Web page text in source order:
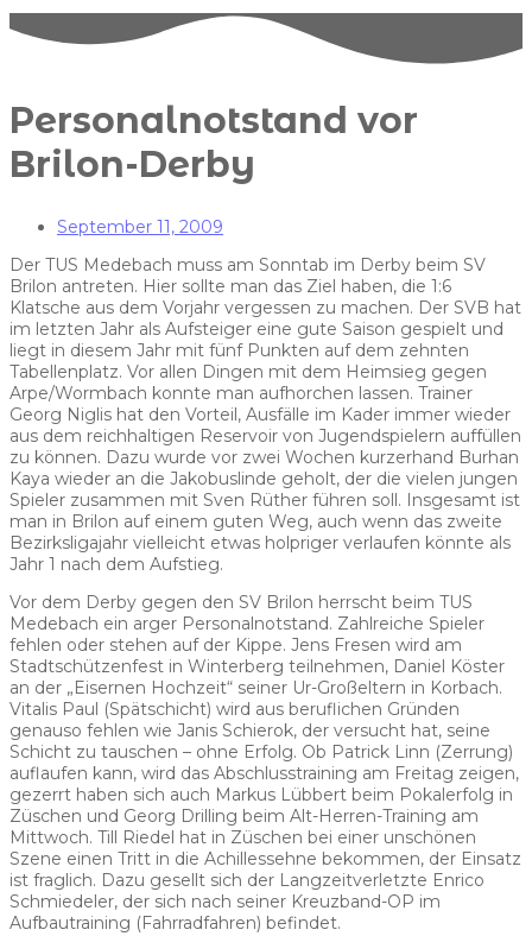
Personalnotstand vor
Brilon-Derby
September 11, 2009
Der TUS Medebach muss am Sonntab im Derby beim SV
Brilon antreten. Hier sollte man das Ziel haben, die 1:6
Klatsche aus dem Vorjahr vergessen zu machen. Der SVB hat
im letzten Jahr als Aufsteiger eine gute Saison gespielt und
liegt in diesem Jahr mit fünf Punkten auf dem zehnten
Tabellenplatz. Vor allen Dingen mit dem Heimsieg gegen
Arpe/Wormbach konnte man aufhorchen lassen. Trainer
Georg Niglis hat den Vorteil, Ausfälle im Kader immer wieder
aus dem reichhaltigen Reservoir von Jugendspielern auffüllen
zu können. Dazu wurde vor zwei Wochen kurzerhand Burhan
Kaya wieder an die Jakobuslinde geholt, der die vielen jungen
Spieler zusammen mit Sven Rüther führen soll. Insgesamt ist
man in Brilon auf einem guten Weg, auch wenn das zweite
Bezirksligajahr vielleicht etwas holpriger verlaufen könnte als
Jahr 1 nach dem Aufstieg.
Vor dem Derby gegen den SV Brilon herrscht beim TUS
Medebach ein arger Personalnotstand. Zahlreiche Spieler
fehlen oder stehen auf der Kippe. Jens Fresen wird am
Stadtschützenfest in Winterberg teilnehmen, Daniel Köster
an der „Eisernen Hochzeit“ seiner Ur-Großeltern in Korbach.
Vitalis Paul (Spätschicht) wird aus beruflichen Gründen
genauso fehlen wie Janis Schierok, der versucht hat, seine
Schicht zu tauschen – ohne Erfolg. Ob Patrick Linn (Zerrung)
auflaufen kann, wird das Abschlusstraining am Freitag zeigen,
gezerrt haben sich auch Markus Lübbert beim Pokalerfolg in
Züschen und Georg Drilling beim Alt-Herren-Training am
Mittwoch. Till Riedel hat in Züschen bei einer unschönen
Szene einen Tritt in die Achillessehne bekommen, der Einsatz
ist fraglich. Dazu gesellt sich der Langzeitverletzte Enrico
Schmiedeler, der sich nach seiner Kreuzband-OP im
Aufbautraining (Fahrradfahren) befindet.